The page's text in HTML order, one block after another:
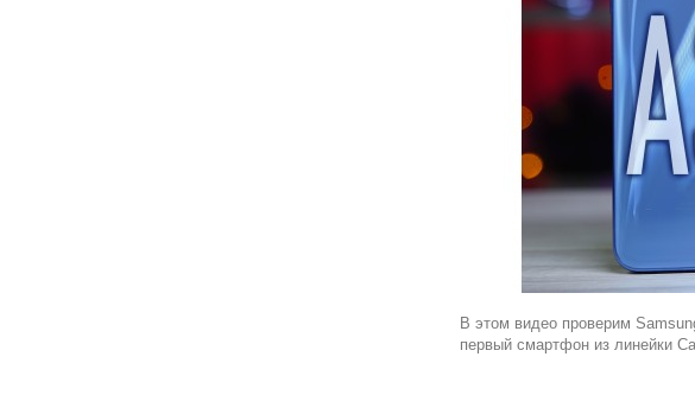
В этом видео проверим
первый смартфон из линейки